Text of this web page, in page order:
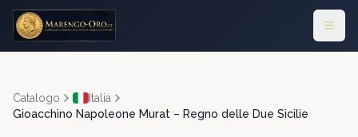
Catalogo
Italia
Gioacchino Napoleone Murat – Regno delle Due Sicilie